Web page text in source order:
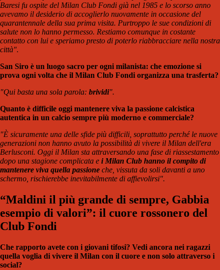
Baresi fu ospite del Milan Club Fondi già nel 1985 e lo scorso anno
avevamo il desiderio di accoglierlo nuovamente in occasione del
quarantennale della sua prima visita. Purtroppo le sue condizioni di
salute non lo hanno permesso. Restiamo comunque in costante
contatto con lui e speriamo presto di poterlo riabbracciare nella nostra
città".
San Siro è un luogo sacro per ogni milanista: che emozione si
prova ogni volta che il Milan Club Fondi organizza una trasferta?
"Qui basta una sola parola: brividi".
Quanto è difficile oggi mantenere viva la passione calcistica
autentica in un calcio sempre più moderno e commerciale?
"È sicuramente una delle sfide più difficili, soprattutto perché le nuove
generazioni non hanno avuto la possibilità di vivere il Milan dell'era
Berlusconi. Oggi il Milan sta attraversando una fase di riassestamento
dopo una stagione complicata e i Milan Club hanno il compito di
mantenere viva quella passione che, vissuta da soli davanti a uno
schermo, rischierebbe inevitabilmente di affievolirsi".
“Maldini il più grande di sempre, Gabbia
esempio di valori”: il cuore rossonero del
Club Fondi
Che rapporto avete con i giovani tifosi? Vedi ancora nei ragazzi
quella voglia di vivere il Milan con il cuore e non solo attraverso i
social?